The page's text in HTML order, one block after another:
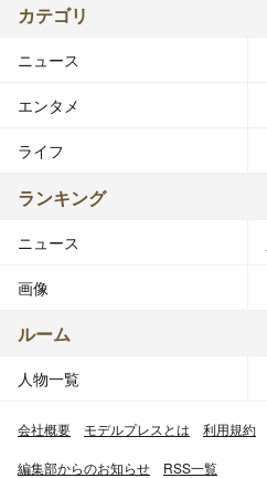
カテゴリ
ニュース
エンタメ
ライフ
ランキング
ニュース
画像
ルーム
人物一覧
会社概要 モデルプレスとは 利用規約
編集部からのお知らせ RSS一覧